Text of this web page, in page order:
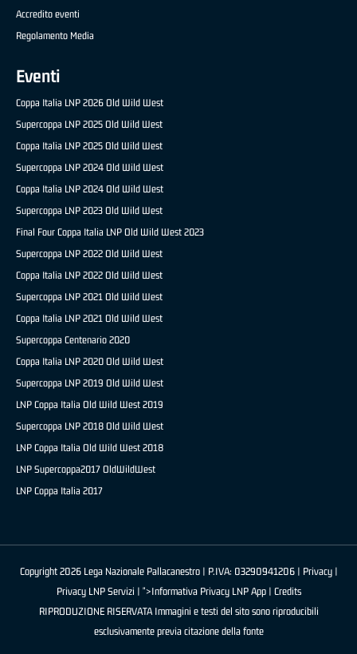
Accredito eventi
Regolamento Media
Eventi
Coppa Italia LNP 2026 Old Wild West
Supercoppa LNP 2025 Old Wild West
Coppa Italia LNP 2025 Old Wild West
Supercoppa LNP 2024 Old Wild West
Coppa Italia LNP 2024 Old Wild West
Supercoppa LNP 2023 Old Wild West
Final Four Coppa Italia LNP Old Wild West 2023
Supercoppa LNP 2022 Old Wild West
Coppa Italia LNP 2022 Old Wild West
Supercoppa LNP 2021 Old Wild West
Coppa Italia LNP 2021 Old Wild West
Supercoppa Centenario 2020
Coppa Italia LNP 2020 Old Wild West
Supercoppa LNP 2019 Old Wild West
LNP Coppa Italia Old Wild West 2019
Supercoppa LNP 2018 Old Wild West
LNP Coppa Italia Old Wild West 2018
LNP Supercoppa2017 OldWildWest
LNP Coppa Italia 2017
Copyright 2026 Lega Nazionale Pallacanestro | P.IVA: 03290941206 | Privacy|
Privacy LNP Servizi | ">Informativa Privacy LNP App | Credits
RIPRODUZIONE RISERVATA Immagini e testi del sito sono riproducibili
esclusivamente previa citazione della fonte